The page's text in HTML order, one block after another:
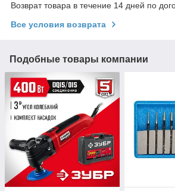
Возврат товара в течение 14 дней по
Все условия возврата
Подобные товары компании